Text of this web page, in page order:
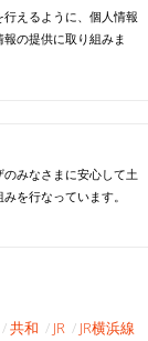
えるように、個人情報
の提供に取り組みま
みなさまに安心して土
を行なっています。
共和 JR
JR横浜線